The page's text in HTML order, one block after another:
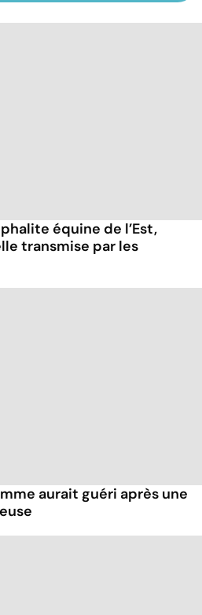
équine de l’Est,
transmise par les
aurait guéri après une